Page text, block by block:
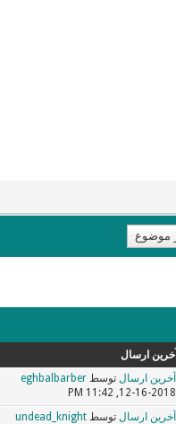
آخرین ارسال
آخرین ارسال توسطeghbalbarber
12-16-2018, 11:42 PM
آخرین ارسال توسطundead_knight